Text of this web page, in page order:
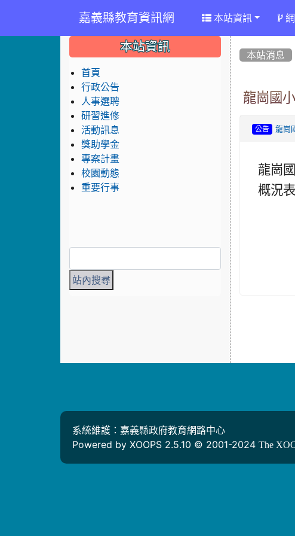
嘉義縣教育資訊網 本站資訊
本站消息
龍崗國
公告 龍崗
龍崗
概況表
::: 本站資訊
首頁
行政公告
人事選聘
研習進修
活動訊息
獎助學金
專案計畫
校園動態
重要行事
系統維護：嘉義縣政府教育網路中心
Powered by XOOPS 2.5.10 © 2001-2024 The